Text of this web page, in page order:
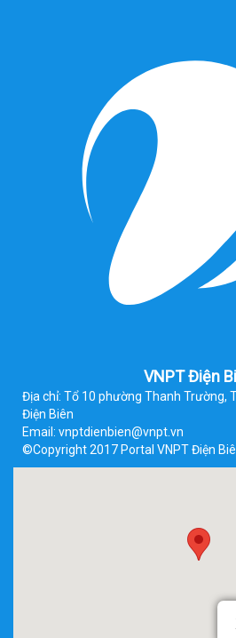
VNPT Điện
Địa chỉ: Tổ 10 phường Thanh Trường,
Điện Biên
Email: vnptdienbien@vnpt.vn
©Copyright 2017 Portal VNPT Điện